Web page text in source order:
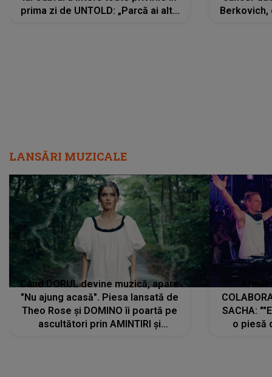
prima zi de UNTOLD: „Parcă ai altă
Berkovich,
LANSĂRI MUZICALE
Când DORUL devine muzică, apare
"Nu ajung acasă". Piesa lansată de
Theo Rose și DOMINO îi poartă pe
ascultători prin AMINTIRI și
SACHA:
o piesă